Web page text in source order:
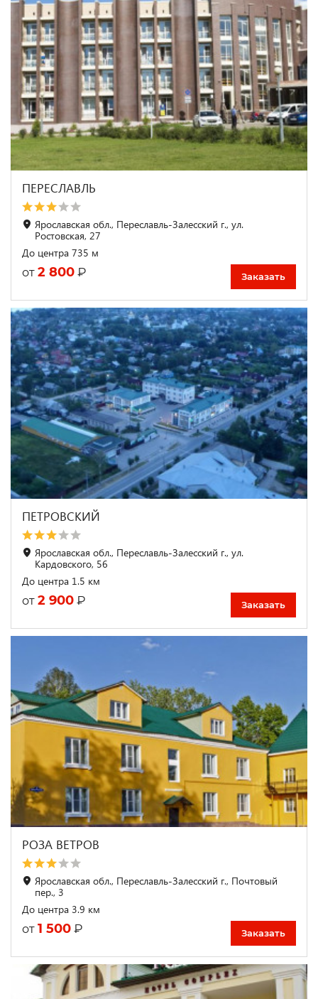
ПЕРЕСЛАВЛЬ
Ярославская обл., Переславль-Залесский г., ул.
Ростовская, 27
До центра 735 м
от 2 800 ₽ Заказать
ПЕТРОВСКИЙ
Ярославская обл., Переславль-Залесский г., ул.
Кардовского, 56
До центра 1.5 км
от 2 900 ₽ Заказать
РОЗА ВЕТРОВ
Ярославская обл., Переславль-Залесский г., Почтовый
пер., 3
До центра 3.9 км
от 1 500 ₽ Заказать